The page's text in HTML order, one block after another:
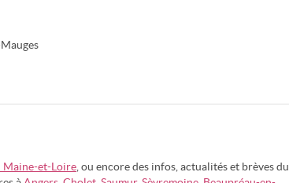
Maine-et-Loire, ou encore des infos, actualités et brèves du